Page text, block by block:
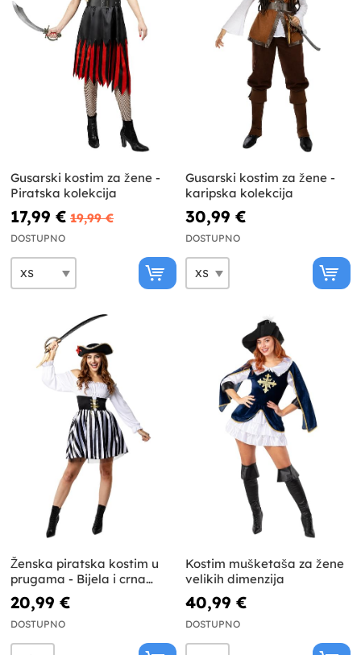
Gusarski kostim za žene -
Piratska kolekcija
17,99 € 19,99 €
DOSTUPNO
Gusarski kostim za žene -
karipska kolekcija
30,99 €
DOSTUPNO
Ženska piratska kostim u
prugama - Bijela i crna
kolekcija
20,99 €
DOSTUPNO
Kostim mušketaša za žene
velikih dimenzija
40,99 €
DOSTUPNO